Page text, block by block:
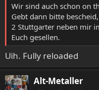
Wir sind auch schon on
Gebt dann bitte
2 Stuttgarter neben mir
Euch gesellen.
Uih. Fully reloaded
Alt-Metaller